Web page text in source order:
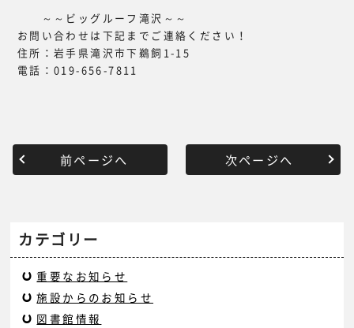
～～ビッグルーフ滝沢～～
お問い合わせは下記までご連絡ください！
住所：岩手県滝沢市下鵜飼1-15
電話：019-656-7811
前ページへ 次ページへ
カテゴリー
重要なお知らせ
施設からのお知らせ
図書館情報